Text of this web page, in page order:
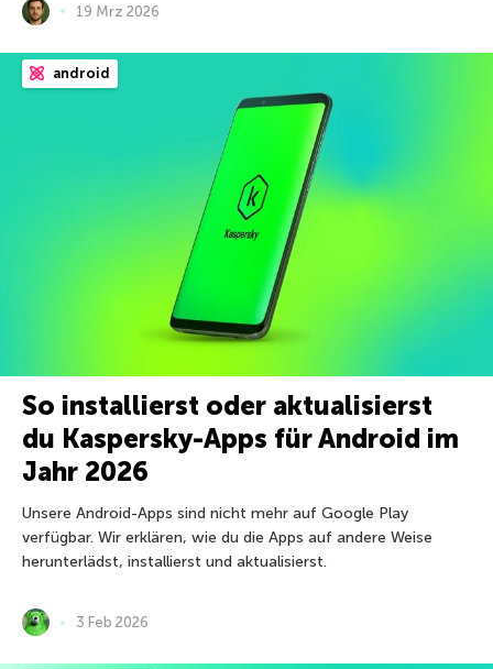
19 Mrz 2026
android
So installierst oder aktualisierst
du Kaspersky-Apps für Android im
Jahr 2026
Unsere Android-Apps sind nicht mehr auf Google Play
verfügbar. Wir erklären, wie du die Apps auf andere Weise
herunterlädst, installierst und aktualisierst.
3 Feb 2026